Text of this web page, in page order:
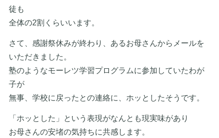
徒も
全体の2割くらいいます。
さて、感謝祭休みが終わり、あるお母さんからメールを
いただきました。
塾のようなモーレツ学習プログラムに参加していたわが
子が
無事、学校に戻ったとの連絡に、ホッとしたそうです。
「ホッとした」という表現がなんとも現実味があり
お母さんの安堵の気持ちに共感します。